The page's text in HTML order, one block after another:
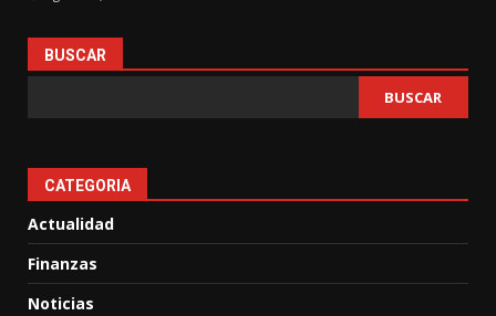
BUSCAR
BUSCAR
CATEGORIA
Actualidad
Finanzas
Noticias